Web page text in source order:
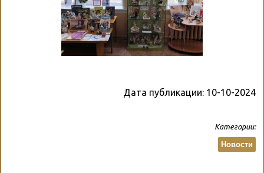
Дата публикации: 10-10-2024
Категории:
Новости